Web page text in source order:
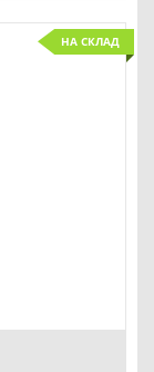
НА СКЛАД